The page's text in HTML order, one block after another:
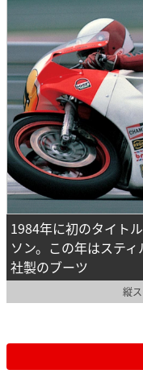
1984年に初のタイト
ソン。この年はステ
社製のブーツ
縦